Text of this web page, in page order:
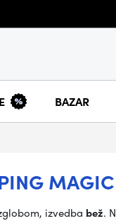
BAZAR
izvedba bež.